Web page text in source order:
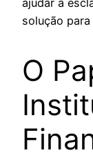
solução
O